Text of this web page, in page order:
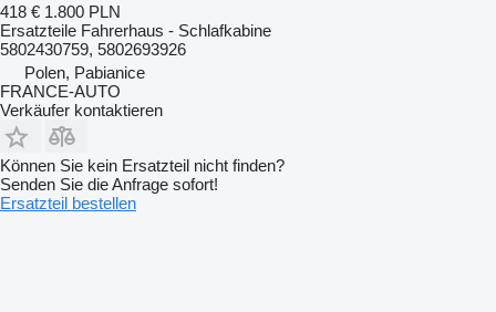
418 € 1.800 PLN
Ersatzteile Fahrerhaus - Schlafkabine
5802430759, 5802693926
Polen, Pabianice
FRANCE-AUTO
Verkäufer kontaktieren
Können Sie kein Ersatzteil nicht finden?
Senden Sie die Anfrage sofort!
Ersatzteil bestellen